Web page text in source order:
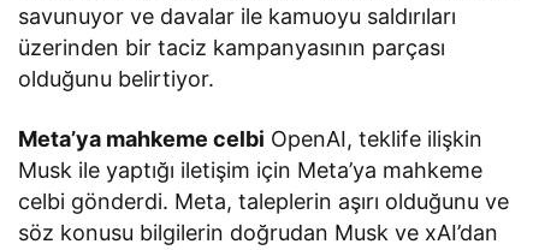
savunuyor ve davalar ile kamuoyu saldırıları
üzerinden bir taciz kampanyasının parçası
olduğunu belirtiyor.
Meta’ya mahkeme celbi OpenAI, teklife ilişkin
Musk ile yaptığı iletişim için Meta’ya mahkeme
celbi gönderdi. Meta, taleplerin aşırı olduğunu ve
söz konusu bilgilerin doğrudan Musk ve xAI’dan